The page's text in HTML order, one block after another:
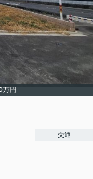
万円
交通